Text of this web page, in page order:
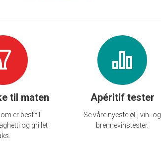
til maten
er best til
og grillet
Apéritif tester
Se våre nyeste øl-, vin- og
brennevinstester.